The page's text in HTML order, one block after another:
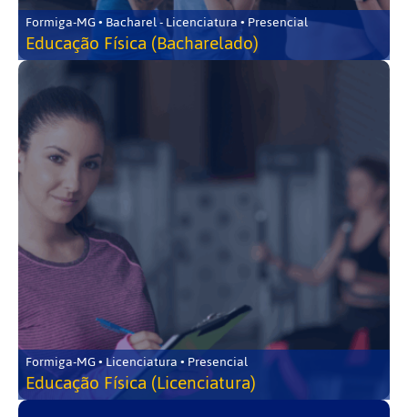
Formiga-MG • Bacharel - Licenciatura • Presencial
Educação Física (Bacharelado)
Formiga-MG • Licenciatura • Presencial
Educação Física (Licenciatura)